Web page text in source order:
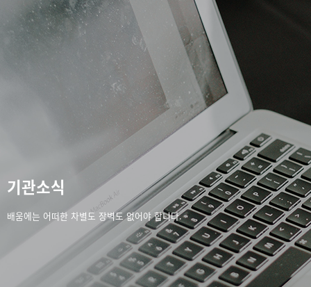
기관소식
배움에는 어떠한 차별도 장벽도 없어야 합니다.